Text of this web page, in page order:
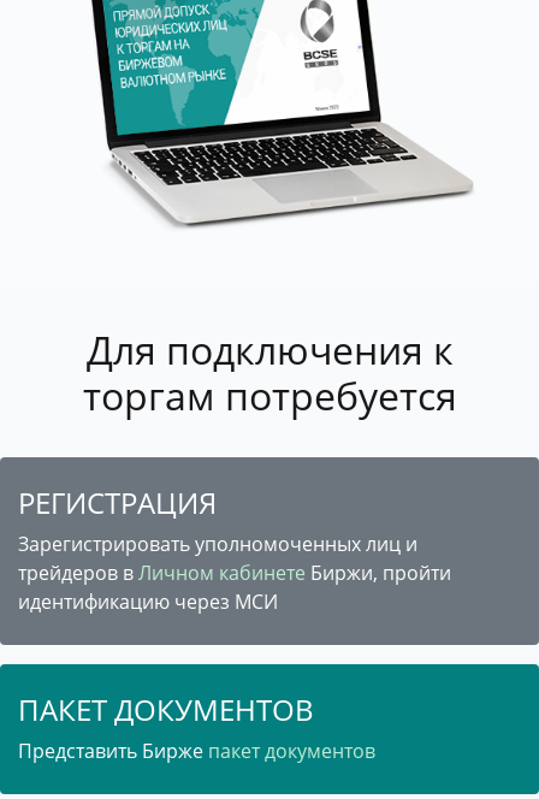
Для подключения к
торгам потребуется
РЕГИСТРАЦИЯ
Зарегистрировать уполномоченных лиц и
трейдеров вЛичном кабинете Биржи, пройти
идентификацию через МСИ
ПАКЕТ ДОКУМЕНТОВ
Представить Бирже пакет документов